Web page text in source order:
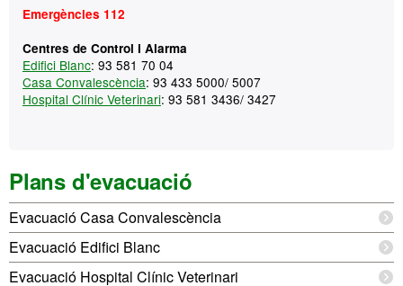
Emergències 112
Centres de Control i Alarma
Edifici Blanc: 93 581 70 04
Casa Convalescència: 93 433 5000/ 5007
Hospital Clínic Veterinari: 93 581 3436/ 3427
Plans d'evacuació
Evacuació Casa Convalescència
Evacuació Edifici Blanc
Evacuació Hospital Clínic Veterinari